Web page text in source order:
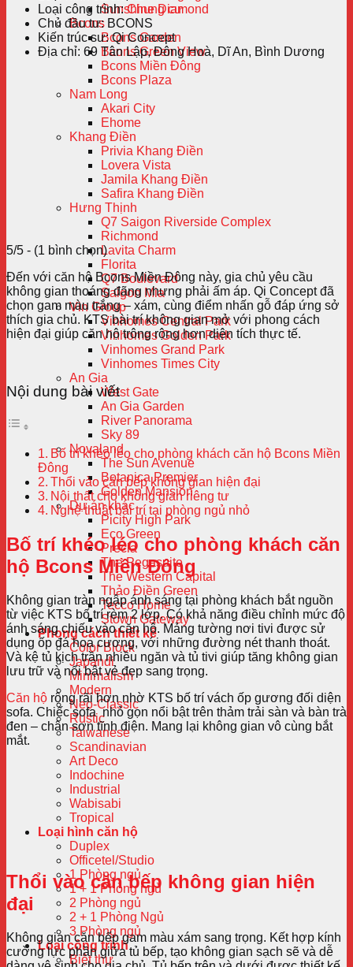
Sunshine Diamond
Bcons
Bcons Garden
Bcons Green View
Bcons Miền Đông
Bcons Plaza
Nam Long
Akari City
Ehome
Khang Điền
Privia Khang Điền
Lovera Vista
Jamila Khang Điền
Safira Khang Điền
Hưng Thịnh
Q7 Saigon Riverside Complex
Richmond
Lavita Charm
Florita
Q7 Boulevard
Saigon Mia
Vin Group
Vinhomes Central Park
Vinhomes Golden Park
Vinhomes Grand Park
Vinhomes Times City
An Gia
West Gate
An Gia Garden
River Panorama
Sky 89
Novaland
The Sun Avenue
Botanica Premier
Golden Mansion
Dự án khác
Picity High Park
Eco Green
Precia
The Pegasuite
The Western Capital
Thảo Điền Green
Tecco Home
Stown Gateway
Phong cách thiết kế
Color Block
Japandi
Minimalism
Modern
Neo-Classic
Rustic
Taiwanese
Scandinavian
Art Deco
Indochine
Industrial
Wabisabi
Tropical
Loại hình căn hộ
Duplex
Officetel/Studio
1 Phòng ngủ
1 + 1 Phòng ngủ
2 Phòng ngủ
2 + 1 Phòng Ngủ
3 Phòng ngủ
Loại công trình
Biệt thự
Loại công trình:Chung cư
Chủ đầu tư: BCONS
Kiến trúc sư:Qi Concept
Địa chỉ: 69 Tân Lập, Đông Hoà, Dĩ An, Bình Dương
5/5 - (1 bình chọn)
Đến với căn hộ Bcons Miền Đông này, gia chủ yêu cầu
không gian thoáng đãng nhưng phải ấm áp. Qi Concept đã
chọn gam màu trắng – xám, cùng điểm nhấn gỗ đáp ứng sở
thích gia chủ. KTS bài trí không gian mở với phong cách
hiện đại giúp căn hộ trông rộng hơn diện tích thực tế.
Nội dung bài viết
Bố trí khéo léo cho phòng khách căn hộ Bcons Miền
Đông
Thổi vào căn bếp không gian hiện đại
Nội thất cho không gian riêng tư
Nghệ thuật bài trí tại phòng ngủ nhỏ
Bố trí khéo léo cho phòng khách căn
hộ Bcons Miền Đông
Không gian tràn ngập ánh sáng tại phòng khách bắt nguồn
từ việc KTS bố trí rèm 2 lớp. Có khả năng điều chỉnh mức độ
ánh sáng chiếu vào căn hộ. Mảng tường nơi tivi được sử
dụng ốp đá hoa cương, với những đường nét thanh thoát.
Và kệ tủ kịch trần nhiều ngăn và tủ tivi giúp tăng không gian
lưu trữ và nổi bật vẻ đẹp sang trọng.
Căn hộ rộng rãi hơn nhờ KTS bố trí vách ốp gương đối diện
sofa. Chiếc sofa nhỏ gọn nổi bật trên thảm trải sàn và bàn trà
đen – chân sơn tĩnh điện. Mang lại không gian vô cùng bắt
mắt.
Thổi vào căn bếp không gian hiện
đại
Không gian căn bếp gam màu xám sang trọng. Kết hợp kính
cường lực phần giữa tủ bếp, tạo không gian sạch sẽ và dễ